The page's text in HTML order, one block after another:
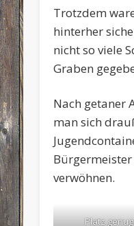
Trotzdem
hinterher
nicht so viele
Graben
Nach getaner
man sich
verwöhnen.
Platz